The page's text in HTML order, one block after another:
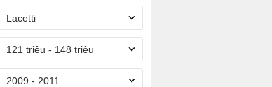
Lacetti
121 triệu - 148 triệu
2009 - 2011